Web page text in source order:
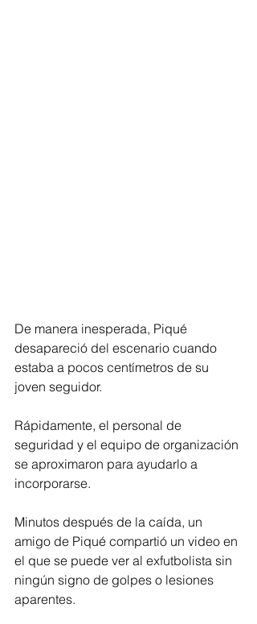
De manera inesperada, Piqué
desapareció del escenario cuando
estaba a pocos centímetros de su
joven seguidor.
Rápidamente, el personal de
seguridad y el equipo de organización
se aproximaron para ayudarlo a
incorporarse.
Minutos después de la caída, un
amigo de Piqué compartió un video en
el que se puede ver al exfutbolista sin
ningún signo de golpes o lesiones
aparentes.